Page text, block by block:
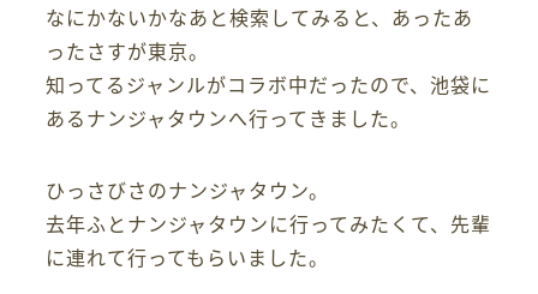
なにかないかなあと検索してみると、あったあ
ったさすが東京。
知ってるジャンルがコラボ中だったので、池袋に
あるナンジャタウンへ行ってきました。
ひっさびさのナンジャタウン。
去年ふとナンジャタウンに行ってみたくて、先輩
に連れて行ってもらいました。